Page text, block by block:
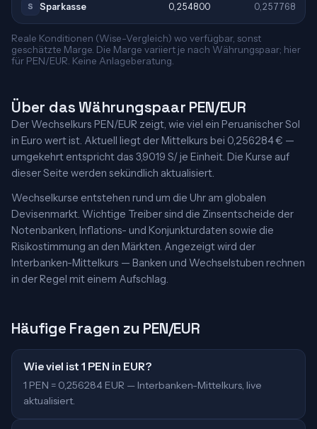
S Sparkasse 0,254800 0,257768
Reale Konditionen (Wise-Vergleich) wo verfügbar, sonst
geschätzte Marge. Die Marge variiert je nach Währungspaar; hier
für PEN/EUR. Keine Anlageberatung.
Über das Währungspaar PEN/EUR
Der Wechselkurs PEN/EUR zeigt, wie viel ein Peruanischer Sol
in Euro wert ist. Aktuell liegt der Mittelkurs bei 0,256284 € —
umgekehrt entspricht das 3,9019 S/ je Einheit. Die Kurse auf
dieser Seite werden sekündlich aktualisiert.
Wechselkurse entstehen rund um die Uhr am globalen
Devisenmarkt. Wichtige Treiber sind die Zinsentscheide der
Notenbanken, Inflations- und Konjunkturdaten sowie die
Risikostimmung an den Märkten. Angezeigt wird der
Interbanken-Mittelkurs — Banken und Wechselstuben rechnen
in der Regel mit einem Aufschlag.
Häufige Fragen zu PEN/EUR
Wie viel ist 1 PEN in EUR?
1 PEN = 0,256284 EUR — Interbanken-Mittelkurs, live
aktualisiert.